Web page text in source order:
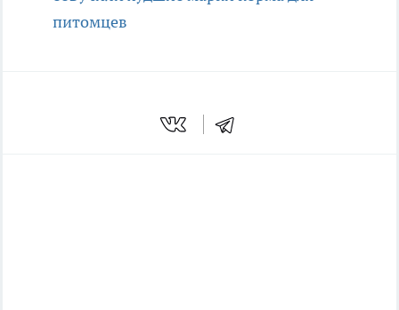
питомцев